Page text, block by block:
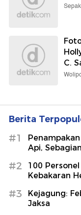
C.
Berita
#1
Api,
#2
100
Kebakaran
#3
Kejagung:
Jaksa